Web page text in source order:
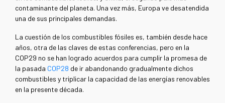
contaminante del planeta. Una vez más, Europa ve desatendida
una de sus principales demandas.
La cuestión de los combustibles fósiles es, también desde hace
años, otra de las claves de estas conferencias, pero en la
COP29 no se han logrado acuerdos para cumplir la promesa de
la pasada COP28 de ir abandonando gradualmente dichos
combustibles y triplicar la capacidad de las energías renovables
en la presente década.